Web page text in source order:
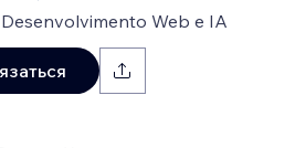
Web e IA